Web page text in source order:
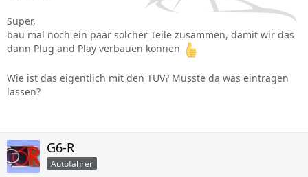
Super,
bau mal noch ein paar solcher Teile zusammen, damit wir das
dann Plug and Play verbauen können
Wie ist das eigentlich mit den TÜV? Musste da was eintragen
lassen?
G6-R
Autofahrer